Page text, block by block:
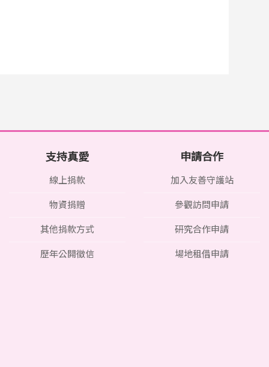
支持真愛
線上捐款
物資捐贈
其他捐款方式
歷年公開徵信
申請合作
加入友善守護站
參觀訪問申請
研究合作申請
場地租借申請